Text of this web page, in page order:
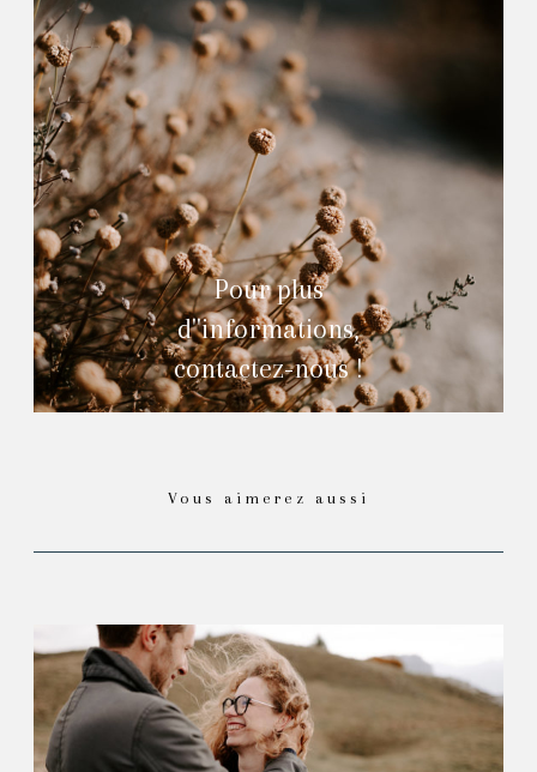
Pour plus
d''informations,
contactez-nous !
Vous aimerez aussi